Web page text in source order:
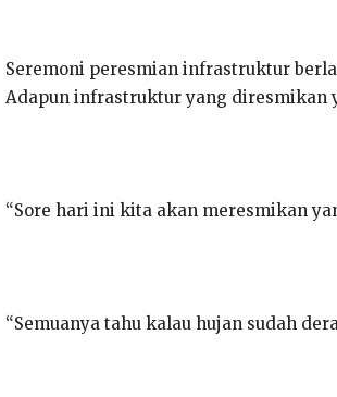
Seremoni peresmian infrastruktur
Adapun infrastruktur yang diresmikan
“Sore hari ini kita akan meresmikan
“Semuanya tahu kalau hujan sudah